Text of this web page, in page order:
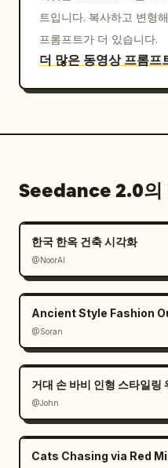
트입니다. 복사하고 변형
프롬프트가 더 있습니다.
더 많은 동영상 프롬프
Seedance 2.0의
한국 한옥 건축 시각화
@NoorAI
Ancient Style Fashion
@Soran
거대 손 바비 인형 스타일링
@John
Cats Chasing via Red